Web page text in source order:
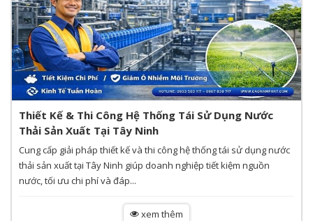
Thiết Kế & Thi Công Hệ Thống Tái Sử Dụng Nước
Thải Sản Xuất Tại Tây Ninh
Cung cấp giải pháp thiết kế và thi công hệ thống tái sử dụng nước
thải sản xuất tại Tây Ninh giúp doanh nghiệp tiết kiệm nguồn
nước, tối ưu chi phí và đáp...
xem thêm